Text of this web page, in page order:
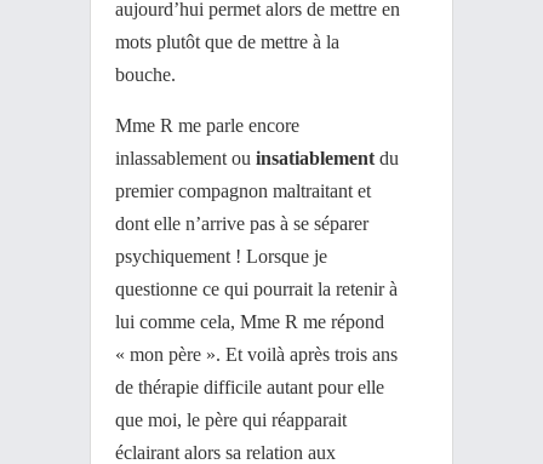
aujourd’hui permet alors de mettre en
mots plutôt que de mettre à la
bouche.
Mme R me parle encore
inlassablement ou insatiablement du
premier compagnon maltraitant et
dont elle n’arrive pas à se séparer
psychiquement ! Lorsque je
questionne ce qui pourrait la retenir à
lui comme cela, Mme R me répond
« mon père ». Et voilà après trois ans
de thérapie difficile autant pour elle
que moi, le père qui réapparait
éclairant alors sa relation aux